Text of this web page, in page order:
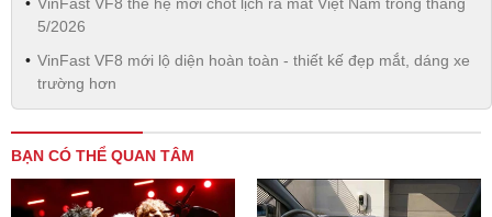
5/2026
VinFast VF8 mới lộ diện hoàn toàn - thiết kế đẹp mắt, dáng xe
trường hơn
BẠN CÓ THỂ QUAN TÂM